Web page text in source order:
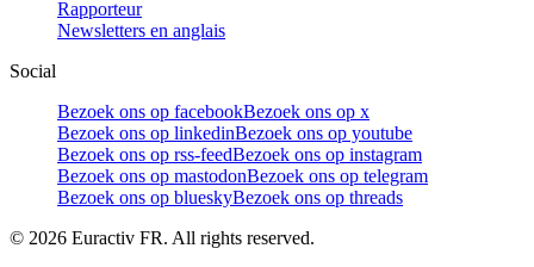
Rapporteur
Newsletters en anglais
Social
Bezoek ons op facebookBezoek ons op x
Bezoek ons op linkedinBezoek ons op youtube
Bezoek ons op rss-feedBezoek ons op instagram
Bezoek ons op mastodonBezoek ons op telegram
Bezoek ons op blueskyBezoek ons op threads
© 2026 Euractiv FR. All rights reserved.